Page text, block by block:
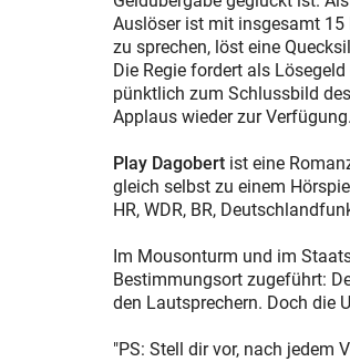
Auslöser ist mit insgesamt
zu sprechen, löst eine
Die Regie fordert als
pünktlich zum Schlussbild
Applaus wieder zur
Play Dagobert ist eine
gleich selbst zu einem
HR, WDR, BR,
Im Mousonturm und im
Bestimmungsort zugeführt:
den Lautsprechern. Doch die
"PS: Stell dir vor, nach jedem